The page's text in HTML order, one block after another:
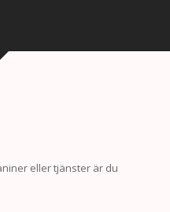
eller tjänster är du